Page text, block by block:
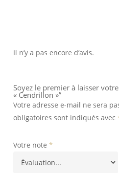
Il n’y a pas encore d’avis.
Soyez le premier à laisser
« Cendrillon »”
Votre adresse e-mail ne sera
obligatoires sont indiqués avec
Votre note *